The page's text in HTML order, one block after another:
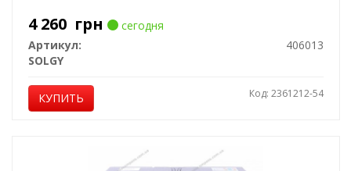
4 260 грн
сегодня
Артикул:
406013
SOLGY
КУПИТЬ Код: 2361212-54